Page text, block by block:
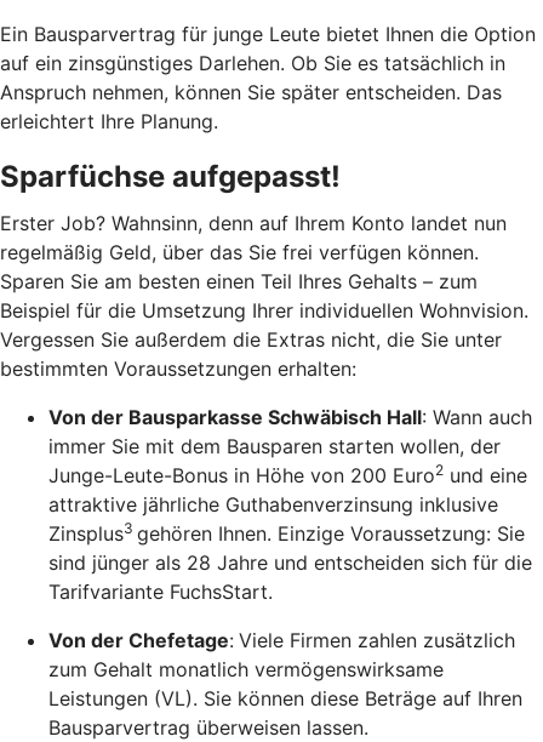
Ein Bausparvertrag für junge Leute bietet Ihnen die Option
auf ein zinsgünstiges Darlehen. Ob Sie es tatsächlich in
Anspruch nehmen, können Sie später entscheiden. Das
erleichtert Ihre Planung.
Sparfüchse aufgepasst!
Erster Job? Wahnsinn, denn auf Ihrem Konto landet nun
regelmäßig Geld, über das Sie frei verfügen können.
Sparen Sie am besten einen Teil Ihres Gehalts – zum
Beispiel für die Umsetzung Ihrer individuellen Wohnvision.
Vergessen Sie außerdem die Extras nicht, die Sie unter
bestimmten Voraussetzungen erhalten:
Von der Bausparkasse Schwäbisch Hall: Wann auch
immer Sie mit dem Bausparen starten wollen, der
Junge-Leute-Bonus in Höhe von 200 Euro2 und eine
attraktive jährliche Guthabenverzinsung inklusive
Zinsplus3 gehören Ihnen. Einzige Voraussetzung: Sie
sind jünger als 28 Jahre und entscheiden sich für die
Tarifvariante FuchsStart.
Von der Chefetage: Viele Firmen zahlen zusätzlich
zum Gehalt monatlich vermögenswirksame
Leistungen (VL). Sie können diese Beträge auf Ihren
Bausparvertrag überweisen lassen.